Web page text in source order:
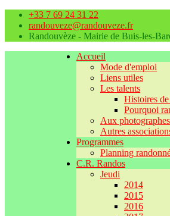
+33 7 69 24 31 22
randouveze@randouveze.fr
Randouvèze - Mairie de Buis-les-
Accueil
Mode d'emploi
Liens utiles
Les talents
Histoires
Pourquoi
Aux
Autres
Programmes
Planning
C.R. Randos
Jeudi
2014
2015
2016